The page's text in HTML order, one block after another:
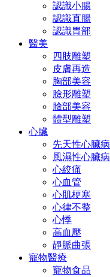
認識小腸
認識直腸
認識胃部
醫美
四肢雕塑
皮膚再造
胸部美容
臉形雕塑
臉部美容
體型雕塑
心臟
先天性心臟病
風濕性心臟病
心絞痛
心血管
心肌梗塞
心律不整
心悸
高血壓
靜脈曲張
寵物醫療
寵物食品